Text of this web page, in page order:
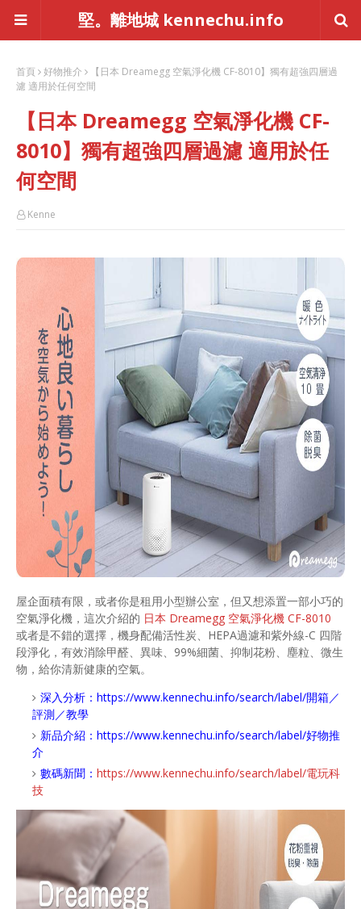
堅。離地城 kennechu.info
首頁 好物推介
【日本 Dreamegg 空氣淨化機 CF-8010】獨有超強四層過
濾 適用於任何空間
【日本 Dreamegg 空氣淨化機 CF-
8010】獨有超強四層過濾 適用於任
何空間
Kenne
屋企面積有限，或者你是租用小型辦公室，但又想添置一部小巧的
空氣淨化機，這次介紹的 日本 Dreamegg 空氣淨化機 CF-8010
或者是不錯的選擇，機身配備活性炭、HEPA過濾和紫外線-C 四階
段淨化，有效消除甲醛、異味、99%細菌、抑制花粉、塵粒、微生
物，給你清新健康的空氣。
深入分析： https://www.kennechu.info/search/label/開箱／
評測／教學
新品介紹： https://www.kennechu.info/search/label/好物推
介
數碼新聞： https://www.kennechu.info/search/label/電玩科
技